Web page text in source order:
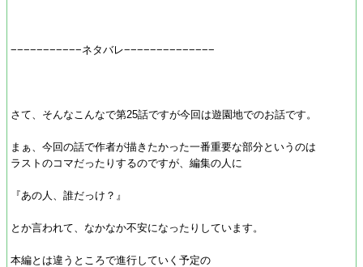
−−−−−−−−−−−ネタバレ−−−−−−−−−−−−−−
さて、そんなこんなで第25話ですが今回は遊園地でのお話です。
まぁ、今回の話で作者が描きたかった一番重要な部分というのは
ラストのコマだったりするのですが、編集の人に
『あの人、誰だっけ？』
とか言われて、なかなか不安になったりしています。
本編とは違うところで進行していく予定の